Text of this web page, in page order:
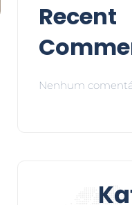
Recent
Nenhum